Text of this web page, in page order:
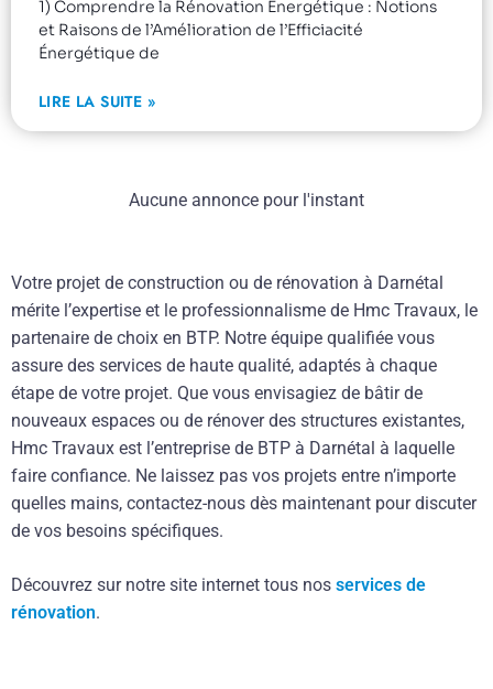
1) Comprendre la Rénovation Énergétique : Notions
et Raisons de l’Amélioration de l’Efficiacité
Énergétique de
LIRE LA SUITE »
Aucune annonce pour l'instant
Votre projet de construction ou de rénovation à Darnétal
mérite l’expertise et le professionnalisme de Hmc Travaux, le
partenaire de choix en BTP. Notre équipe qualifiée vous
assure des services de haute qualité, adaptés à chaque
étape de votre projet. Que vous envisagiez de bâtir de
nouveaux espaces ou de rénover des structures existantes,
Hmc Travaux est l’entreprise de BTP à Darnétal à laquelle
faire confiance. Ne laissez pas vos projets entre n’importe
quelles mains, contactez-nous dès maintenant pour discuter
de vos besoins spécifiques.
Découvrez sur notre site internet tous nos services de
rénovation.